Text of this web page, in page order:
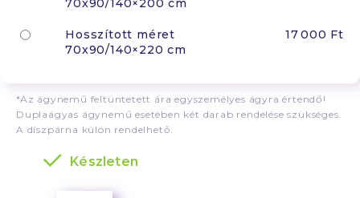
70x90/140×200 cm
Hosszított méret
70x90/140×220 cm
17 000 Ft
*Az ágynemű feltüntetett ára egyszemélyes ágyra értendő!
Duplaágyas ágynemű esetében két darab rendelése szükséges.
A díszpárna külön rendelhető.
Készleten